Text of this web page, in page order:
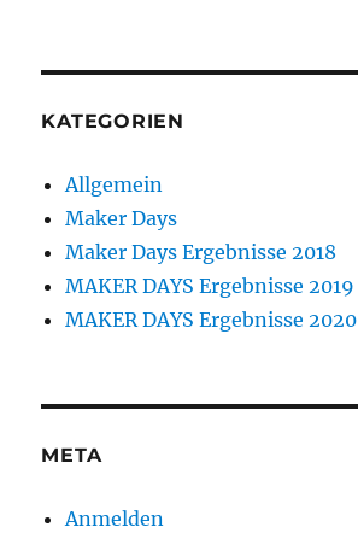
KATEGORIEN
Allgemein
Maker Days
Maker Days Ergebnisse 2018
MAKER DAYS Ergebnisse 2019
MAKER DAYS Ergebnisse 2020
META
Anmelden